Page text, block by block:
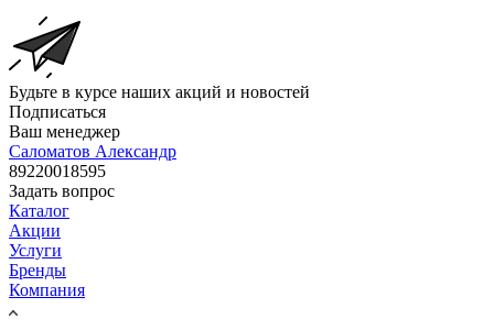
Будьте в курсе наших акций и новостей
Подписаться
Ваш менеджер
Саломатов Александр
89220018595
Задать вопрос
Каталог
Акции
Услуги
Бренды
Компания